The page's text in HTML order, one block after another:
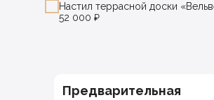
Настил террасной доски
52 000 ₽
Предварительная